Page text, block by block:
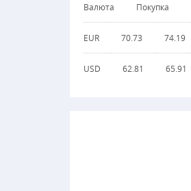
Валюта Покупка
EUR 70.73 74.19
USD 62.81 65.91